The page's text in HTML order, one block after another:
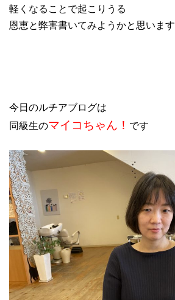
軽くなることで起こりうる
恩恵と弊害書いてみようかと思います
今日のルチアブログは
同級生のマイコちゃん！ です